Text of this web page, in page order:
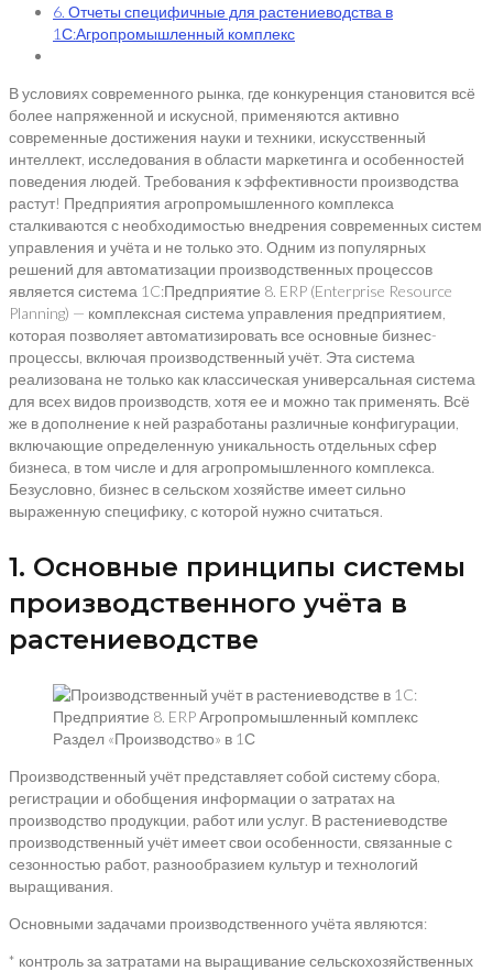
6. Отчеты специфичные для растениеводства в
1С:Агропромышленный комплекс
В условиях современного рынка, где конкуренция становится всё
более напряженной и искусной, применяются активно
современные достижения науки и техники, искусственный
интеллект, исследования в области маркетинга и особенностей
поведения людей. Требования к эффективности производства
растут! Предприятия агропромышленного комплекса
сталкиваются с необходимостью внедрения современных систем
управления и учёта и не только это. Одним из популярных
решений для автоматизации производственных процессов
является система 1C:Предприятие 8. ERP (Enterprise Resource
Planning) — комплексная система управления предприятием,
которая позволяет автоматизировать все основные бизнес-
процессы, включая производственный учёт. Эта система
реализована не только как классическая универсальная система
для всех видов производств, хотя ее и можно так применять. Всё
же в дополнение к ней разработаны различные конфигурации,
включающие определенную уникальность отдельных сфер
бизнеса, в том числе и для агропромышленного комплекса.
Безусловно, бизнес в сельском хозяйстве имеет сильно
выраженную специфику, с которой нужно считаться.
1. Основные принципы системы
производственного учёта в
растениеводстве
Раздел «Производство» в 1С
Производственный учёт представляет собой систему сбора,
регистрации и обобщения информации о затратах на
производство продукции, работ или услуг. В растениеводстве
производственный учёт имеет свои особенности, связанные с
сезонностью работ, разнообразием культур и технологий
выращивания.
Основными задачами производственного учёта являются:
* контроль за затратами на выращивание сельскохозяйственных